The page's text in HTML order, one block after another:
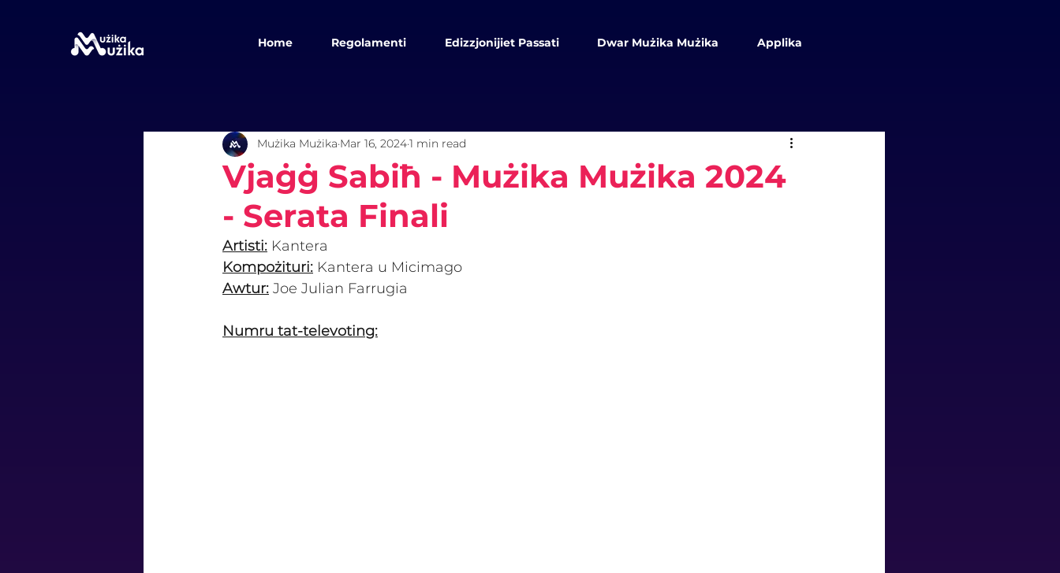
Home Regolamenti Edizzjonijiet Passati Dwar Mużika Mużika Applika
Vjaġġ Sabiħ - Mużika Mużika 2024
- Serata Finali
Mużika Mużika Mar 16, 20241 min read
Artisti: Kantera
Kompożituri: Kantera u Micimago
Awtur: Joe Julian Farrugia
Numru tat-televoting: